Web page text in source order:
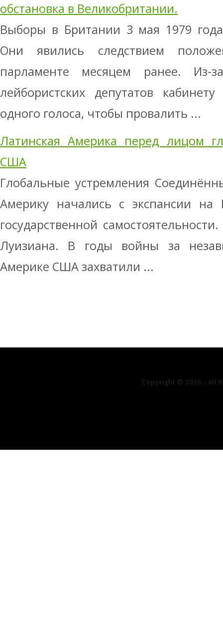
обстановка в Великобритании.
Выборы в Британии 3 мая 1979
Они явились следствием
парламенте месяцем ранее. Из-
лейбористских депутатов
одного голоса, чтобы провалить ...
Латинская Америка перед лицом
США
Глобальные устремления
Америку начались с экспансии
государственной
Луизиана. В годы войны за
Америке США захватили ...
Copyright © 2026 - All